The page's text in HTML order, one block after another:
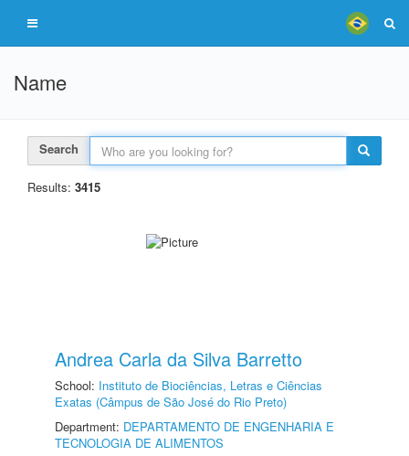
Name
Search
Results: 3415
Andrea Carla da Silva Barretto
School: Instituto de Biociências, Letras e Ciências
Exatas (Câmpus de São José do Rio Preto)
Department: DEPARTAMENTO DE ENGENHARIA E
TECNOLOGIA DE ALIMENTOS